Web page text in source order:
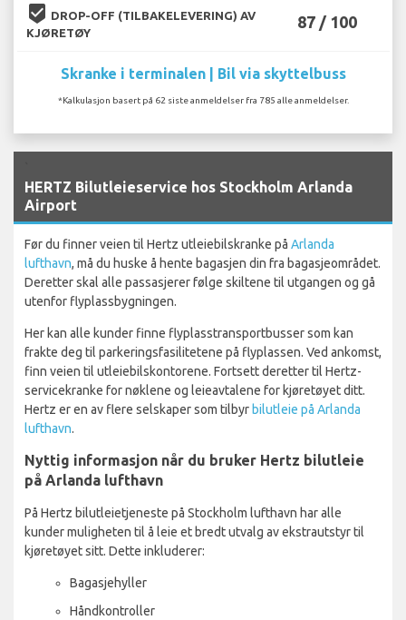
beenhere DROP-OFF (TILBAKELEVERING) AV
KJØRETØY
87 / 100
Skranke i terminalen | Bil via skyttelbuss
*Kalkulasjon basert på 62 siste anmeldelser fra 785 alle anmeldelser.
HERTZ Bilutleieservice hos Stockholm Arlanda
Airport
Før du finner veien til Hertz utleiebilskranke på Arlanda
lufthavn, må du huske å hente bagasjen din fra bagasjeområdet.
Deretter skal alle passasjerer følge skiltene til utgangen og gå
utenfor flyplassbygningen.
Her kan alle kunder finne flyplasstransportbusser som kan
frakte deg til parkeringsfasilitetene på flyplassen. Ved ankomst,
finn veien til utleiebilskontorene. Fortsett deretter til Hertz-
servicekranke for nøklene og leieavtalene for kjøretøyet ditt.
Hertz er en av flere selskaper som tilbyrbilutleie på Arlanda
lufthavn.
Nyttig informasjon når du bruker Hertz bilutleie
på Arlanda lufthavn
På Hertz bilutleietjeneste på Stockholm lufthavn har alle
kunder muligheten til å leie et bredt utvalg av ekstrautstyr til
kjøretøyet sitt. Dette inkluderer:
Bagasjehyller
Håndkontroller